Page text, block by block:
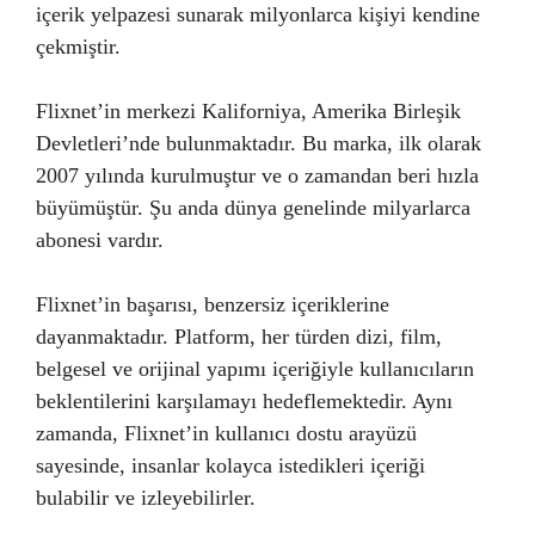
içerik yelpazesi sunarak milyonlarca kişiyi kendine
çekmiştir.
Flixnet’in merkezi Kaliforniya, Amerika Birleşik
Devletleri’nde bulunmaktadır. Bu marka, ilk olarak
2007 yılında kurulmuştur ve o zamandan beri hızla
büyümüştür. Şu anda dünya genelinde milyarlarca
abonesi vardır.
Flixnet’in başarısı, benzersiz içeriklerine
dayanmaktadır. Platform, her türden dizi, film,
belgesel ve orijinal yapımı içeriğiyle kullanıcıların
beklentilerini karşılamayı hedeflemektedir. Aynı
zamanda, Flixnet’in kullanıcı dostu arayüzü
sayesinde, insanlar kolayca istedikleri içeriği
bulabilir ve izleyebilirler.